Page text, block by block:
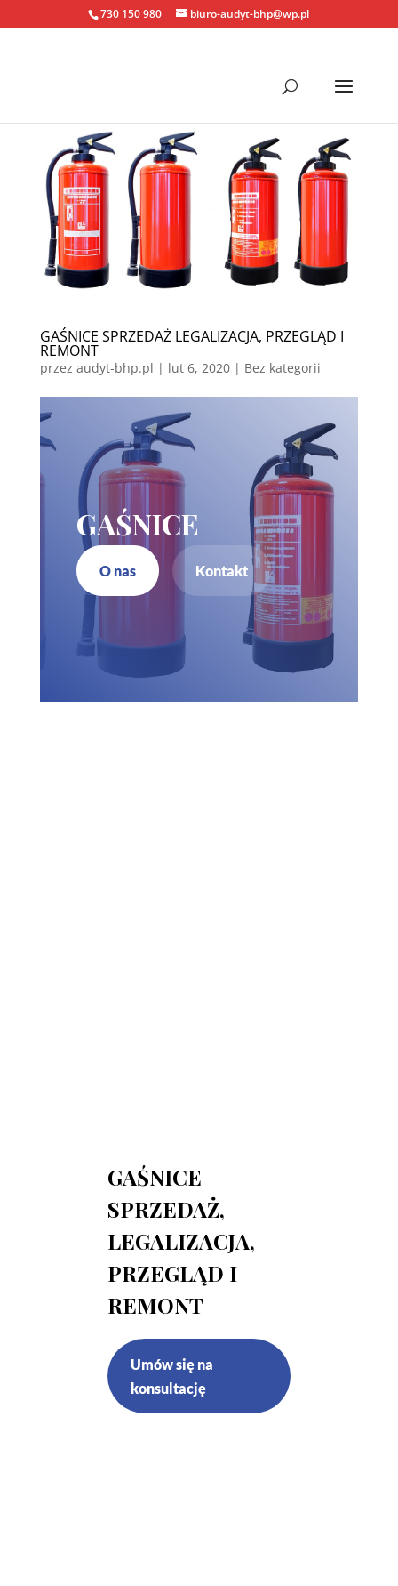
730 150 980 biuro-audyt-bhp@wp.pl
GAŚNICE SPRZEDAŻ LEGALIZACJA, PRZEGLĄD I
REMONT
przez audyt-bhp.pl | lut 6, 2020| Bez kategorii
GAŚNICE
O nas Kontakt
GAŚNICE
SPRZEDAŻ,
LEGALIZACJA,
PRZEGLĄD I
REMONT
Umów się na
konsultację